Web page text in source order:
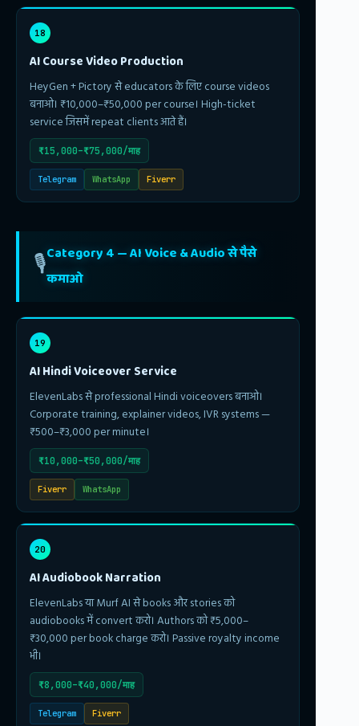
18
AI Course Video Production
HeyGen + Pictory से educators के लिए course videos
बनाओ। ₹10,000–₹50,000 per course। High-ticket
service जिसमें repeat clients आते हैं।
₹15,000–₹75,000/माह
Telegram WhatsApp Fiverr
🎙️Category 4 — AI Voice & Audio से पैसे
कमाओ
19
AI Hindi Voiceover Service
ElevenLabs से professional Hindi voiceovers बनाओ।
Corporate training, explainer videos, IVR systems —
₹500–₹3,000 per minute।
₹10,000–₹50,000/माह
Fiverr WhatsApp
20
AI Audiobook Narration
ElevenLabs या Murf AI से books और stories को
audiobooks में convert करो। Authors को ₹5,000–
₹30,000 per book charge करो। Passive royalty income
भी।
₹8,000–₹40,000/माह
Telegram Fiverr